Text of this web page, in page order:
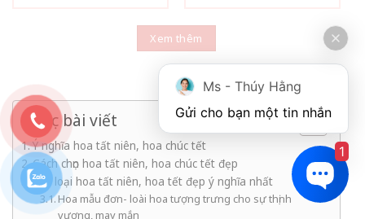
Xem thêm
Mục lục bài viết
Ý nghĩa hoa tất niên, hoa chúc tết
Cách chọn hoa tất niên, hoa chúc tết đẹp
Các loại hoa tất niên, hoa tết đẹp ý nghĩa nhất
Hoa mẫu đơn- loài hoa tượng trưng cho sự thịnh
vượng, may mắn
Ms - Thúy Hằng
Gửi cho bạn một tin nhắn
1